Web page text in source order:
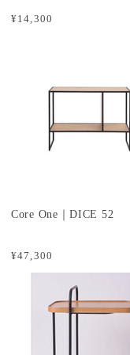
¥14,300
¥47,300
Core One｜DICE 52